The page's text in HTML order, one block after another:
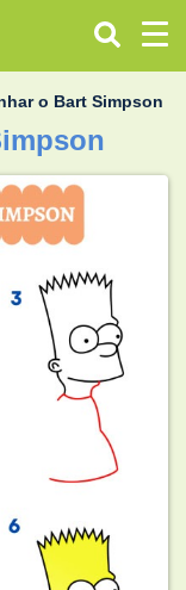
o Bart Simpson